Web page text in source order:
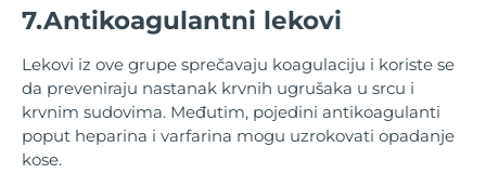
7.Antikoagulantni lekovi
Lekovi iz ove grupe sprečavaju koagulaciju i koriste se
da preveniraju nastanak krvnih ugrušaka u srcu i
krvnim sudovima. Međutim, pojedini antikoagulanti
poput heparina i varfarina mogu uzrokovati opadanje
kose.